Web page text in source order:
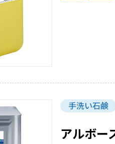
手洗い石鹸
アルボー